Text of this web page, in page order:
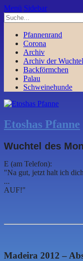
Menü Sidebar
Pfannenrand
Corona
Archiv
Archiv der
Backförmchen
Palau
Schweinehunde
Etoshas Pfanne
Wuchtel des
E (am Telefon):
"Na gut, jetzt halt ich
...
AUF!"
Madeira 2012 –